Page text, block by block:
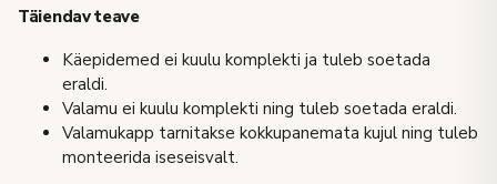
Täiendav teave
Käepidemed ei kuulu komplekti ja tuleb soetada
eraldi.
Valamu ei kuulu komplekti ning tuleb soetada eraldi.
Valamukapp tarnitakse kokkupanemata kujul ning tuleb
monteerida iseseisvalt.